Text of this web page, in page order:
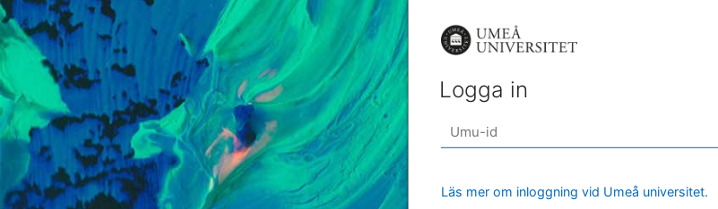
Logga in
Läs mer om inloggning vid Umeå universitet.